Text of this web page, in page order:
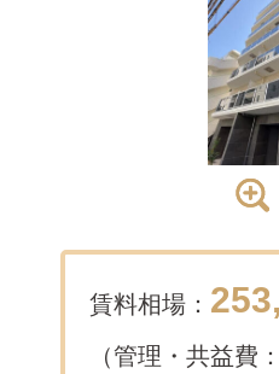
賃料相場：
（管理・共益費